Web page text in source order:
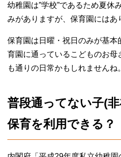
幼稚園は”学校”であるため夏休
みがありますが、保育園にはあ
保育園は日曜・祝日のみが基本
育園に通っているこどものお母
も通りの日常かもしれませんね。
普段通ってない子(
保育を利用できる？